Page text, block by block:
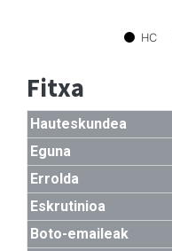
HC
Fitxa
Hauteskundea
Eguna
Errolda
Eskrutinioa
Boto-emaileak